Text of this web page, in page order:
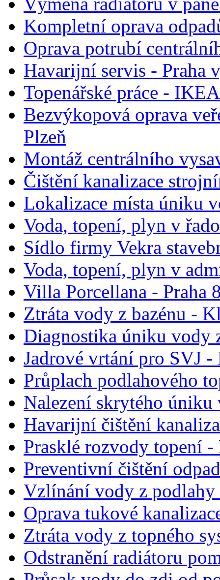
Kompletní oprava
Oprava potrubí
Havarijní servis - Praha
Topenářské práce -
Bezvýkopová oprava
Plzeň
Montáž centrálního
Čištění kanalizace
Lokalizace místa úniku
Voda, topení, plyn v
Sídlo firmy Vekra
Voda, topení, plyn v
Villa Porcellana - Praha
Ztráta vody z bazénu -
Diagnostika úniku vody
Jadrové vrtání pro SVJ -
Průplach podlahového
Nalezení skrytého úniku
Havarijní čištění
Prasklé rozvody topení -
Preventivní čištění
Vzlínání vody z podlahy
Oprava tukové
Ztráta vody z topného
Odstranění radiátoru